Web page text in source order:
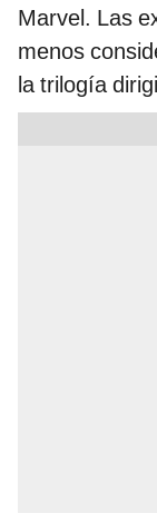
Marvel. Las
menos
la trilogía